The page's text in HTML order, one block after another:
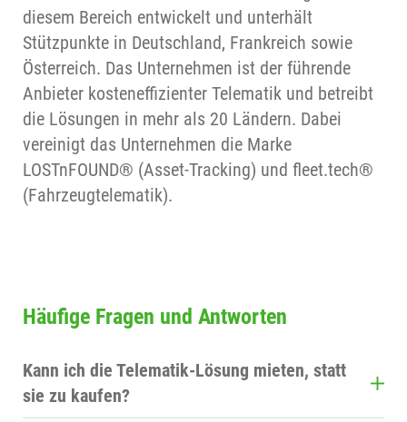
diesem Bereich entwickelt und unterhält
Stützpunkte in Deutschland, Frankreich sowie
Österreich. Das Unternehmen ist der führende
Anbieter kosteneffizienter Telematik und betreibt
die Lösungen in mehr als 20 Ländern. Dabei
vereinigt das Unternehmen die Marke
LOSTnFOUND® (Asset-Tracking) und fleet.tech®
(Fahrzeugtelematik).
Häufige Fragen und Antworten
Kann ich die Telematik-Lösung mieten, statt
sie zu kaufen?